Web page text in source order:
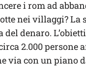
i rom ad
nei villaggi? La
del denaro.
2.000 persone
via con un piano